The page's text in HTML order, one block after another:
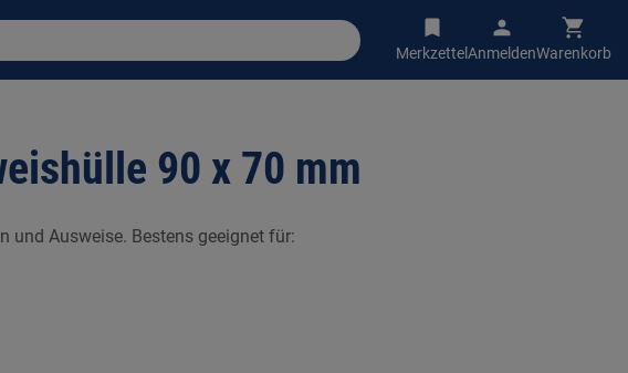
MerkzettelAnmeldenWarenkorb
90 x 70 mm
und Ausweise. Bestens geeignet für: